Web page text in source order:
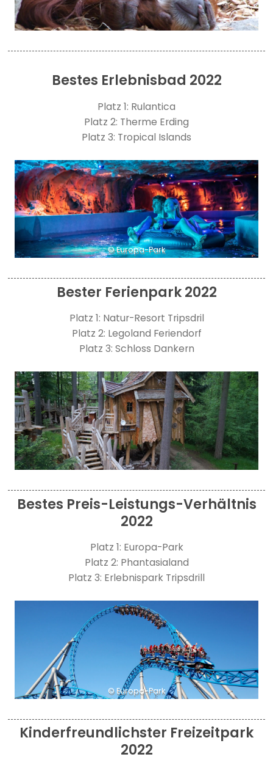
Bestes Erlebnisbad 2022
Platz 1: Rulantica
Platz 2: Therme Erding
Platz 3: Tropical Islands
© Europa-Park
Bester Ferienpark 2022
Platz 1: Natur-Resort Tripsdril
Platz 2: Legoland Feriendorf
Platz 3: Schloss Dankern
Bestes Preis-Leistungs-Verhältnis
2022
Platz 1: Europa-Park
Platz 2: Phantasialand
Platz 3: Erlebnispark Tripsdrill
© Europa-Park
Kinderfreundlichster Freizeitpark
2022